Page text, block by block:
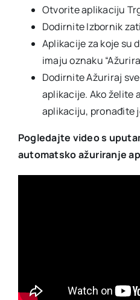
Otvorite aplikaciju
Dodirnite Izbornik
Aplikacije za koje su
imaju oznaku
Dodirnite Ažuriraj
aplikacije. Ako želite
aplikaciju, pronađite
Pogledajte video s
automatsko ažuriranje